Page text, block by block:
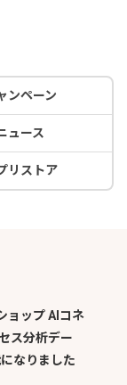
ンペーン
ュース
リストア